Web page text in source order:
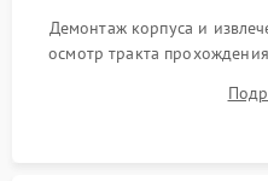
Демонтаж корпуса и
осмотр тракта
роликов захвата и узла
физического износа